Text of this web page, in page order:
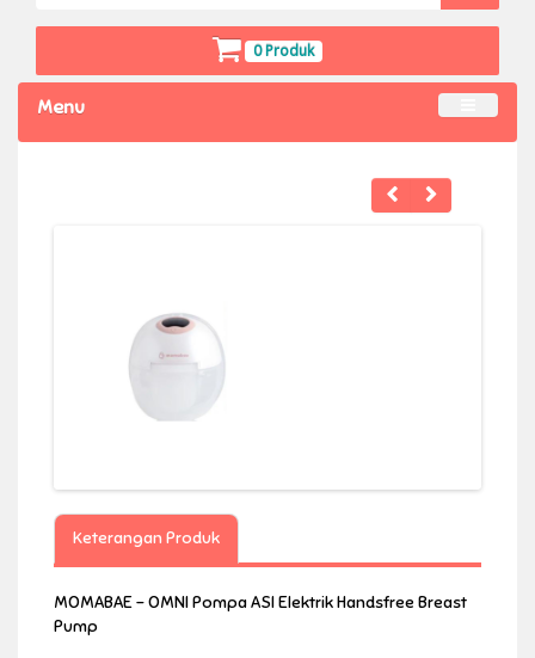
0 Produk
Menu
Keterangan Produk
MOMABAE – OMNI Pompa ASI Elektrik Handsfree Breast
Pump